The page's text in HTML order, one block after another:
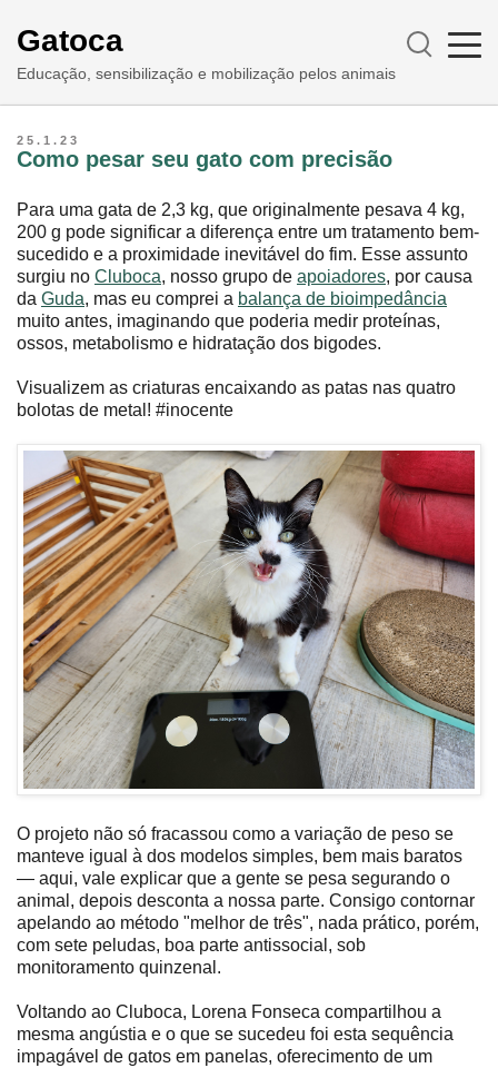
Gatoca
Educação, sensibilização e mobilização pelos animais
25.1.23
Como pesar seu gato com precisão
Para uma gata de 2,3 kg, que originalmente pesava 4 kg,
200 g pode significar a diferença entre um tratamento bem-
sucedido e a proximidade inevitável do fim. Esse assunto
surgiu no Cluboca, nosso grupo de apoiadores, por causa
da Guda, mas eu comprei a balança de bioimpedância
muito antes, imaginando que poderia medir proteínas,
ossos, metabolismo e hidratação dos bigodes.
Visualizem as criaturas encaixando as patas nas quatro
bolotas de metal! #inocente
O projeto não só fracassou como a variação de peso se
manteve igual à dos modelos simples, bem mais baratos
— aqui, vale explicar que a gente se pesa segurando o
animal, depois desconta a nossa parte. Consigo contornar
apelando ao método "melhor de três", nada prático, porém,
com sete peludas, boa parte antissocial, sob
monitoramento quinzenal.
Voltando ao Cluboca, Lorena Fonseca compartilhou a
mesma angústia e o que se sucedeu foi esta sequência
impagável de gatos em panelas, oferecimento de um